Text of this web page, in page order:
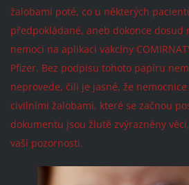
žalobami poté, co u některých
předpokládané, aneb dokonce dosud
nemoci na aplikaci vakcíny
Pfizer. Bez podpisu tohoto papíru
neprovede, čili je jasné, že
civilními žalobami, které se začnou
dokumentu jsou žlutě zvýrazněny
vaší pozornosti.